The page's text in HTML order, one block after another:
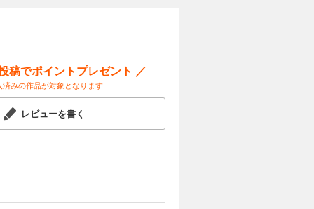
稿でポイントプレゼント ／
済みの作品が対象となります
レビューを書く